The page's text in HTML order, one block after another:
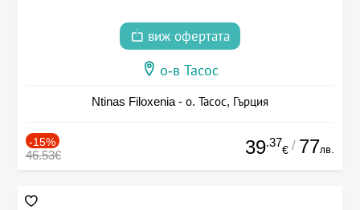
виж офертата
о-в Тасос
Ntinas Filoxenia - о. Тасос, Гърция
-15%
46.53€ 39.37
€ / 77лв.